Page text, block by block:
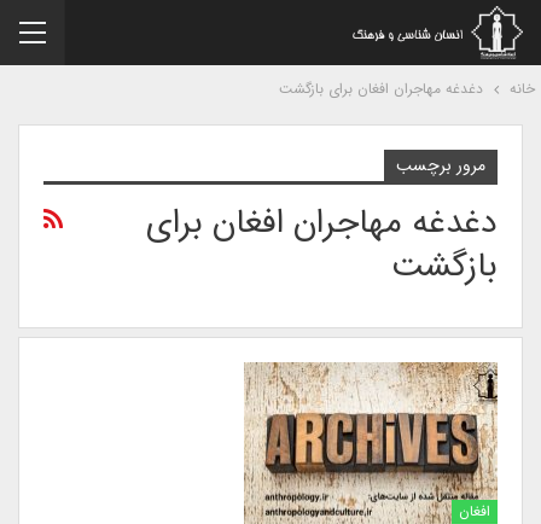
دغدغه مهاجران افغان برای بازگشت
مرور برچسب
دغدغه مهاجران افغان برای
بازگشت
افغان